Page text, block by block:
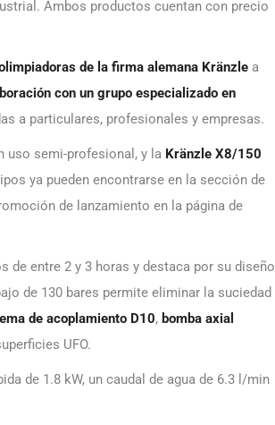
Ambos productos cuentan con precio
de la firma alemana Kränzle a
con un grupo especializado en
a particulares, profesionales y empresas.
uso semi-profesional, y la Kränzle X8/150
ya pueden encontrarse en la sección de
de lanzamiento en la página de
de entre 2 y 3 horas y destaca por su diseño
de 130 bares permite eliminar la suciedad
de acoplamiento D10, bomba axial
UFO.
de 1.8 kW, un caudal de agua de 6.3 l/min